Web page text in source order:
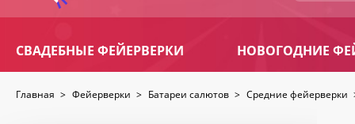
СВАДЕБНЫЕ ФЕЙЕРВЕРКИ НОВОГОДНИЕ
Главная > Фейерверки > Батареи салютов > Средние фейерверки
товара
сумма: BYNпокупки